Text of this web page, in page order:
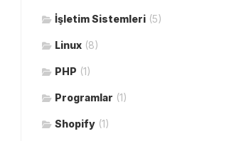
İşletim Sistemleri (5)
Linux (8)
PHP (1)
Programlar (1)
Shopify (1)